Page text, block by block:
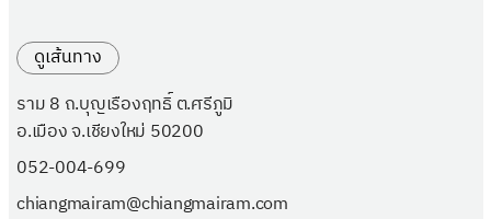
ดูเส้นทาง
ราม 8 ถ.บุญเรืองฤทธิ์ ต.ศรีภูมิ
อ.เมือง จ.เชียงใหม่ 50200
052-004-699
chiangmairam@chiangmairam.com